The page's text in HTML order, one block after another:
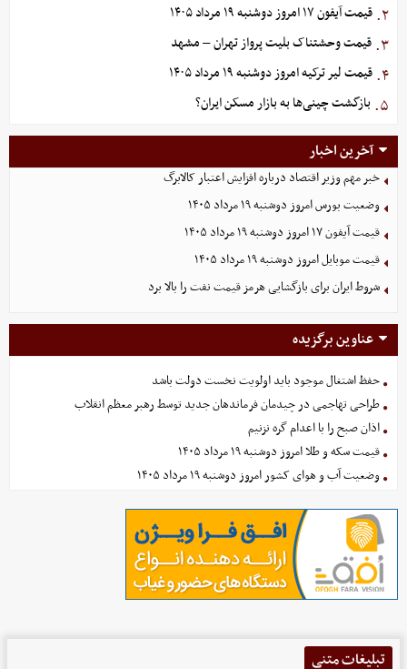
۲. قیمت آیفون ۱۷ امروز دوشنبه ۱۹ مرداد ۱۴۰۵
۳. قیمت وحشتناک بلیت پرواز تهران – مشهد
۴. قیمت لیر ترکیه امروز دوشنبه ۱۹ مرداد ۱۴۰۵
۵. بازگشت چینی‌ها به بازار مسکن ایران؟
آخرین اخبار
خبر مهم وزیر اقتصاد درباره افزایش اعتبار کالابرگ
وضعیت بورس امروز دوشنبه ۱۹ مرداد ۱۴۰۵
قیمت آیفون ۱۷ امروز دوشنبه ۱۹ مرداد ۱۴۰۵
قیمت موبایل‌ امروز دوشنبه ۱۹ مرداد ۱۴۰۵
شروط ایران برای بازگشایی هرمز قیمت نفت را بالا برد
عناوین برگزیده
حفظ اشتغال موجود باید اولویت نخست دولت باشد
طراحی تهاجمی در چیدمان فرماندهان جدید توسط رهبر معظم انقلاب
اذان صبح را با اعدام گره نزنیم
قیمت سکه و طلا امروز دوشنبه ۱۹ مرداد ۱۴۰۵
وضعیت آب و هوای کشور امروز دوشنبه ۱۹ مرداد ۱۴۰۵
تبلیغات متنی